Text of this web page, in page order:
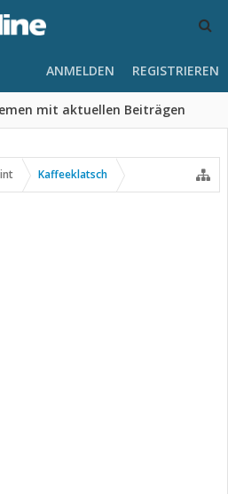
mit aktuellen Beiträgen
ANMELDEN REGISTRIEREN
Kaffeeklatsch